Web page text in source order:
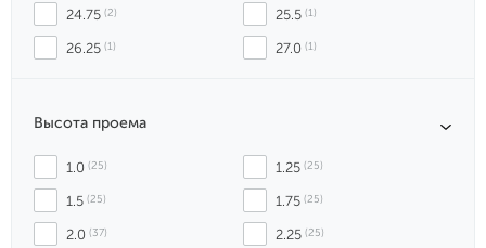
24.75 (2) 25.5 (1)
26.25 (1) 27.0 (1)
Высота проема
1.0 (25) 1.25 (25)
1.5 (25) 1.75 (25)
2.0 (37) 2.25 (25)